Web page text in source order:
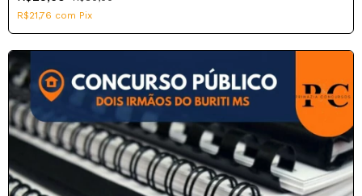
R$21,76 com Pix